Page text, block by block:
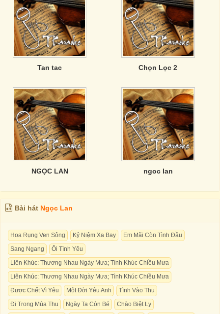
Tan tac Chọn Lọc 2
NGỌC LAN ngoc lan
Bài hát Ngọc Lan
Hoa Rụng Ven Sông Kỷ Niệm Xa Bay
Em Mãi Còn Tình Đầu
Sang Ngang
Ôi Tình Yêu
Liên Khúc: Thương Nhau Ngày Mưa; Tình Khúc Chiều Mưa
Liên Khúc: Thương Nhau Ngày Mưa; Tình Khúc Chiều Mưa
Được Chết Vì Yêu
Một Đời Yêu Anh
Tình Vào Thu
Đi Trong Mùa Thu
Ngày Ta Còn Bé
Chào Biệt Ly